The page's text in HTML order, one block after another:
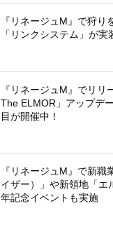
『リネージュM』で狩り
「リンクシステム」が実
『リネージュM』でリリ
The ELMOR」アップデ
目が開催中！
『リネージュM』で新職
イザー）」や新領地「エ
年記念イベントも実施